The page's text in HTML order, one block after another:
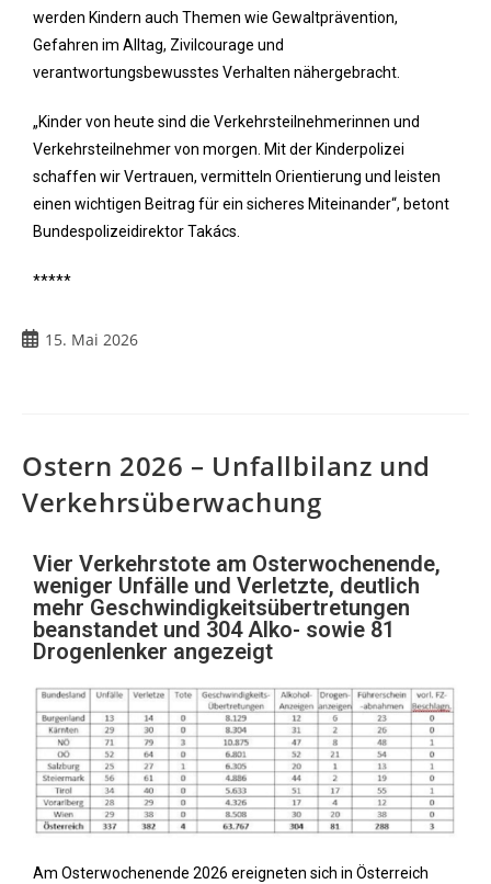
werden Kindern auch Themen wie Gewaltprävention,
Gefahren im Alltag, Zivilcourage und
verantwortungsbewusstes Verhalten nähergebracht.
„Kinder von heute sind die Verkehrsteilnehmerinnen und
Verkehrsteilnehmer von morgen. Mit der Kinderpolizei
schaffen wir Vertrauen, vermitteln Orientierung und leisten
einen wichtigen Beitrag für ein sicheres Miteinander“, betont
Bundespolizeidirektor Takács.
*****
15. Mai 2026
Ostern 2026 – Unfallbilanz und
Verkehrsüberwachung
Vier Verkehrstote am Osterwochenende,
weniger Unfälle und Verletzte, deutlich
mehr Geschwindigkeitsübertretungen
beanstandet und 304 Alko- sowie 81
Drogenlenker angezeigt
Am Osterwochenende 2026 ereigneten sich in Österreich